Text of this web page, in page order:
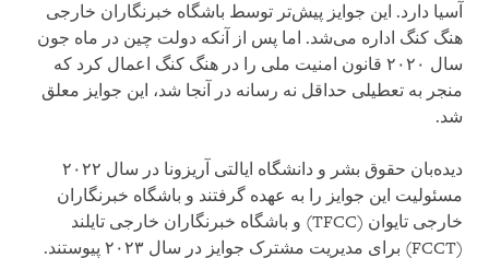
آسیا دارد. این جوایز پیش‌تر توسط باشگاه خبرنگاران خارجی
هنگ کنگ اداره می‌شد. اما پس از آنکه دولت چین در ماه جون
سال ۲۰۲۰ قانون امنیت ملی را در هنگ کنگ اعمال کرد که
منجر به تعطیلی حداقل نه رسانه در آنجا شد، این جوایز معلق
شد.
دیده‌بان حقوق بشر و دانشگاه ایالتی آریزونا در سال ۲۰۲۲
مسئولیت این جوایز را به عهده گرفتند و باشگاه خبرنگاران
خارجی تایوان (TFCC) و باشگاه خبرنگاران خارجی تایلند
(FCCT) برای مدیریت مشترک جوایز در سال ۲۰۲۳ پیوستند.